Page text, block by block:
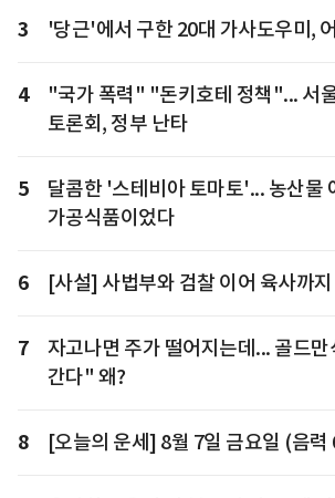
3 '당근'에서 구한 20대 가사도우미,
4
"국가 폭력" "돈키호테 정책"... 서
토론회, 정부 난타
5
달콤한 '스테비아 토마토'... 농산물
가공식품이었다
6 [사설] 사법부와 검찰 이어 육사까
7
자고나면 주가 떨어지는데... 골드
간다" 왜?
8 [오늘의 운세] 8월 7일 금요일 (음